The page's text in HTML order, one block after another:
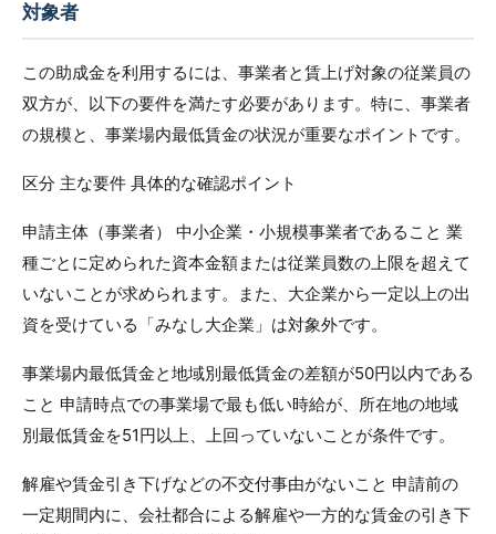
対象者
この助成金を利用するには、事業者と賃上げ対象の従業員の
双方が、以下の要件を満たす必要があります。特に、事業者
の規模と、事業場内最低賃金の状況が重要なポイントです。
区分 主な要件 具体的な確認ポイント
申請主体（事業者） 中小企業・小規模事業者であること 業
種ごとに定められた資本金額または従業員数の上限を超えて
いないことが求められます。また、大企業から一定以上の出
資を受けている「みなし大企業」は対象外です。
事業場内最低賃金と地域別最低賃金の差額が50円以内である
こと 申請時点での事業場で最も低い時給が、所在地の地域
別最低賃金を51円以上、上回っていないことが条件です。
解雇や賃金引き下げなどの不交付事由がないこと 申請前の
一定期間内に、会社都合による解雇や一方的な賃金の引き下